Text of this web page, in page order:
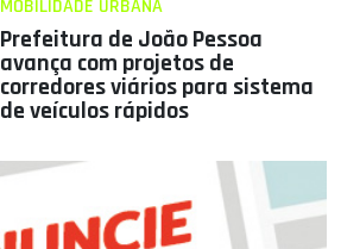
MOBILIDADE URBANA
Prefeitura de João Pessoa
avança com projetos de
corredores viários para sistema
de veículos rápidos